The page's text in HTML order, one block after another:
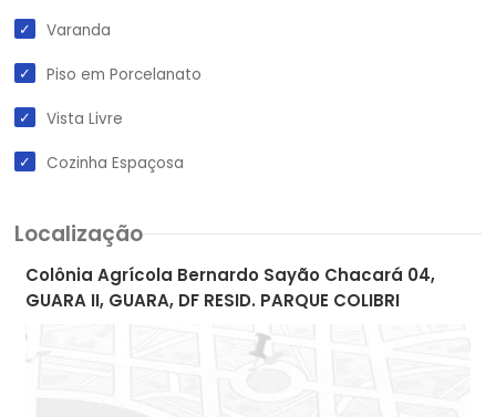
Varanda
Piso em Porcelanato
Vista Livre
Cozinha Espaçosa
Localização
Colônia Agrícola Bernardo Sayão Chacará 04,
GUARA II, GUARA, DF RESID. PARQUE COLIBRI